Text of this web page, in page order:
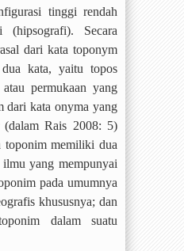
tinggi rendah
Secara
dari kata toponym
kata, yaitu topos
permukaan yang
dari kata onyma yang
(dalam Rais 2008: 5)
toponim memiliki dua
yang mempunyai
pada umumnya
khususnya; dan
dalam suatu